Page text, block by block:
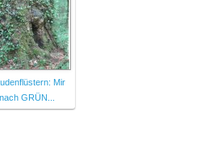
Mir
GRÜN...